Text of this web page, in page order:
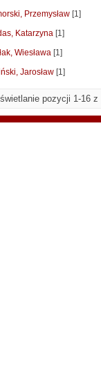
Przemysław [1]
Katarzyna [1]
Wiesława [1]
Jarosław [1]
pozycji 1-16 z